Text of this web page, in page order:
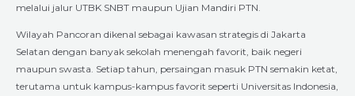
melalui jalur UTBK SNBT maupun Ujian Mandiri PTN.
Wilayah Pancoran dikenal sebagai kawasan strategis di Jakarta
Selatan dengan banyak sekolah menengah favorit, baik negeri
maupun swasta. Setiap tahun, persaingan masuk PTN semakin ketat,
terutama untuk kampus-kampus favorit seperti Universitas Indonesia,